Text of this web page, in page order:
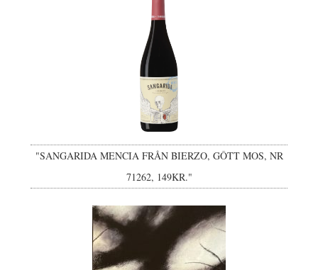
"SANGARIDA MENCIA FRÅN BIERZO, GÔTT MOS, NR
71262, 149KR."